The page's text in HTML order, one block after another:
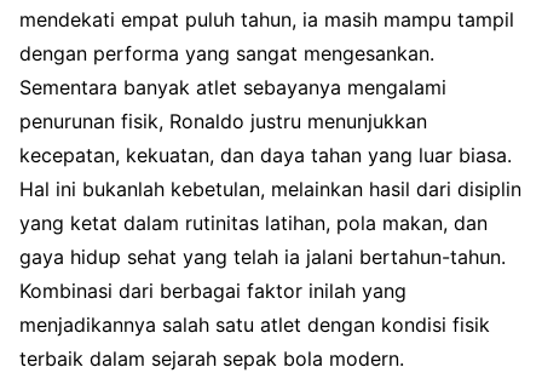
mendekati empat puluh tahun, ia masih mampu tampil
dengan performa yang sangat mengesankan.
Sementara banyak atlet sebayanya mengalami
penurunan fisik, Ronaldo justru menunjukkan
kecepatan, kekuatan, dan daya tahan yang luar biasa.
Hal ini bukanlah kebetulan, melainkan hasil dari disiplin
yang ketat dalam rutinitas latihan, pola makan, dan
gaya hidup sehat yang telah ia jalani bertahun-tahun.
Kombinasi dari berbagai faktor inilah yang
menjadikannya salah satu atlet dengan kondisi fisik
terbaik dalam sejarah sepak bola modern.